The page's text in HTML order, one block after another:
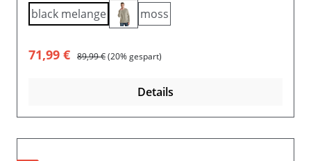
black melange moss
Verkaufspreis:
71,99 € Regulärer Preis:
89,99 €(20% gespart)
Details